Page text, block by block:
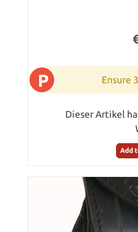
P Ensure
Dieser Artikel
Add